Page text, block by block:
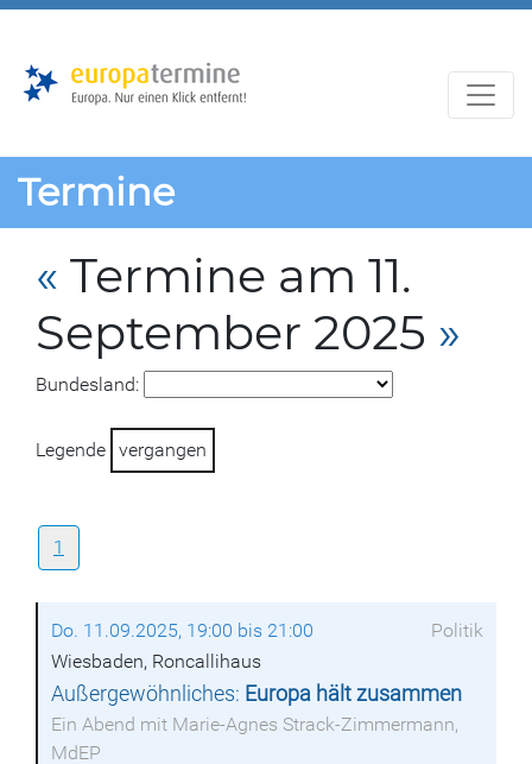
Termine
« Termine am 11.
September 2025 »
Bundesland:
Legende vergangen
1
Do. 11.09.2025, 19:00 bis 21:00
Politik
Wiesbaden, Roncallihaus
Außergewöhnliches: Europa hält zusammen
Ein Abend mit Marie-Agnes Strack-Zimmermann,
MdEP